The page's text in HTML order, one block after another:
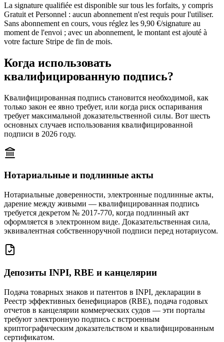
La signature qualifiée est disponible sur tous les forfaits, y compris
Gratuit et Personnel : aucun abonnement n'est requis pour l'utiliser.
Sans abonnement en cours, vous réglez les 9,90 €/signature au
moment de l'envoi ; avec un abonnement, le montant est ajouté à
votre facture Stripe de fin de mois.
Когда использовать
квалифицированную подпись?
Квалифицированная подпись становится необходимой, как
только закон ее явно требует, или когда риск оспаривания
требует максимальной доказательственной силы. Вот шесть
основных случаев использования квалифицированной
подписи в 2026 году.
Нотариальные и подлинные акты
Нотариальные доверенности, электронные подлинные акты,
дарение между живыми — квалифицированная подпись
требуется декретом № 2017-770, когда подлинный акт
оформляется в электронном виде. Доказательственная сила,
эквивалентная собственноручной подписи перед нотариусом.
Депозиты INPI, RBE и канцелярии
Подача товарных знаков и патентов в INPI, декларации в
Реестр эффективных бенефициаров (RBE), подача годовых
отчетов в канцелярии коммерческих судов — эти порталы
требуют электронную подпись с встроенным
криптографическим доказательством и квалифицированным
сертификатом.